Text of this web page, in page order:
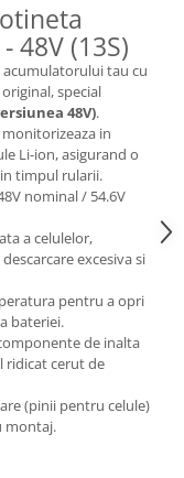
48V (13S)
acumulatorului tau cu
special
48V).
in
Li-ion, asigurand o
timpul rularii.
nominal / 54.6V
a celulelor,
excesiva si
pentru a opri
bateriei.
de inalta
ridicat cerut de
(pinii pentru celule)
montaj.